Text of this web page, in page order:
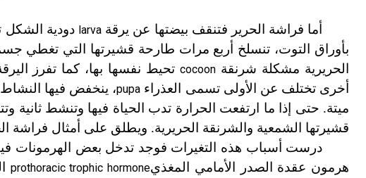
أما فراشة الحرير فتنقف بيضتها عن يرقةlarva دودية
بأوراق التوت، تنسلخ أربع مرات طارحة قشيرتها التي تغطي
الحريرية مشكلة شرنقة cocoonتحيط نفسها بها، كما تفرز
أخرى تختلف عن الأولى تسمى العذراء pupa، ينخفض فيها النشاط
ميتة. حتى إذا ما ارتفعت الحرارة تدب الحياة فيها وتنشط
قشيرتها الشمعية والشرنقة الحريرية. ويطلق على أمثال فراشة
درست أسباب هذه التغيرات فوجد تدخل بعض الهرمونات
هرمون عقدة الصدر الأمامي المغذيprothoracic trophic hormone